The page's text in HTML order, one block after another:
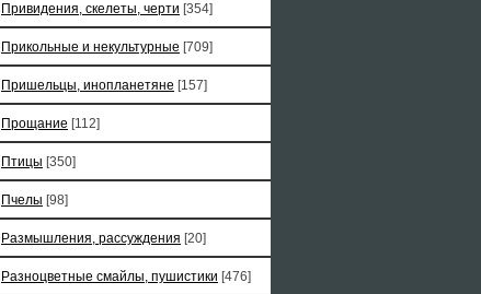
Привидения, скелеты, черти [354]
Прикольные и некультурные [709]
Пришельцы, инопланетяне [157]
Прощание [112]
Птицы [350]
Пчелы [98]
Размышления, рассуждения [20]
Разноцветные смайлы, пушистики [476]